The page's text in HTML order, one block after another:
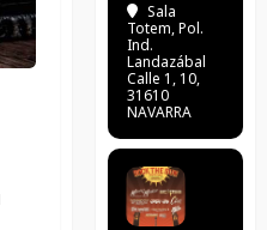
Sala
Totem, Pol.
Ind.
Landazábal
Calle 1, 10,
31610
NAVARRA